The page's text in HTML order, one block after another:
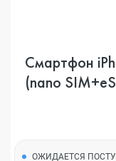
Смартфон
(nano
ОЖИДАЕТСЯ